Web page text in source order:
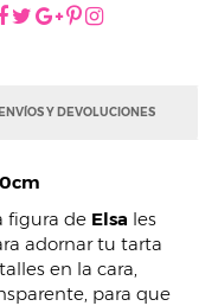
Y DEVOLUCIONES
figura de Elsa les
adornar tu tarta
en la cara,
para que